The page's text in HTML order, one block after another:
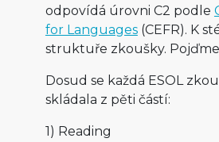
odpovídá úrovni C2 podle
for Languages(CEFR). K
struktuře zkoušky.
Dosud se každá ESOL
skládala z pěti částí:
1) Reading